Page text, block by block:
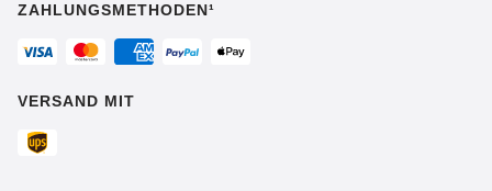
ZAHLUNGSMETHODEN¹
VERSAND MIT